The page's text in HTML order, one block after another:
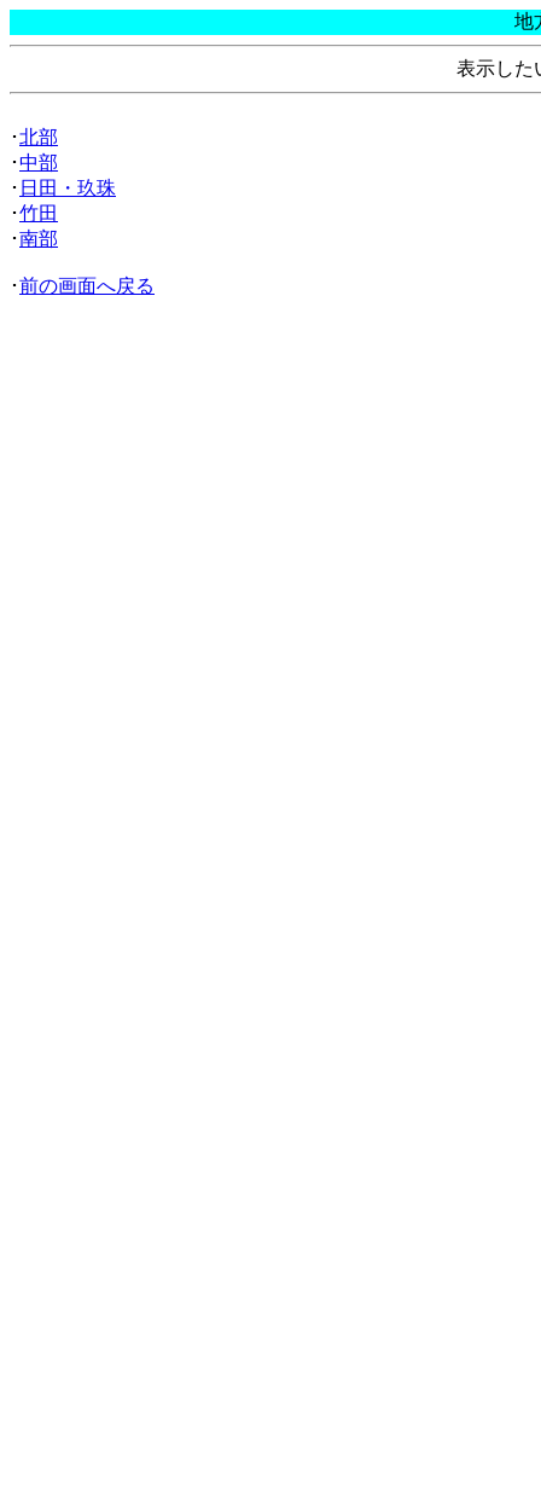
地
表示した
･北部
･中部
･ 日田・玖珠
･竹田
･南部
･前の画面へ戻る